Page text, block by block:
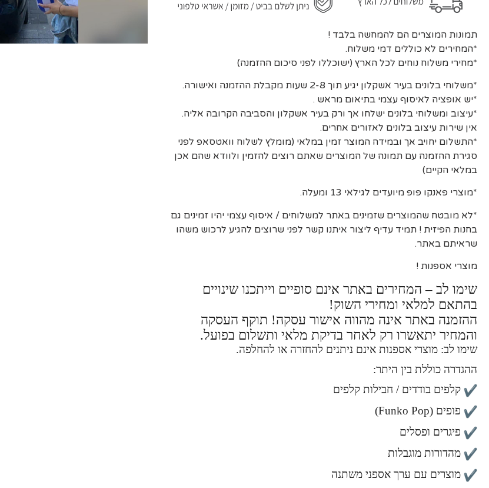
תמונות המוצרים הם להמחשה בלבד !
*המחירים לא כוללים דמי משלוח.
*מחירי משלוח נוחים לכל הארץ (ישוכללו לפני סיכום ההזמנה)
*משלוחי בלונים בעיר אשקלון יגיע תוך 2-8 שעות מקבלת ההזמנה ואישורה.
*יש אופציה לאיסוף עצמי בתיאום מראש .
*עיצוב ומשלוחי בלונים ישלחו אך ורק בעיר אשקלון והסביבה הקרובה אליה.
אין שירות עיצוב בלונים לאזורים אחרים.
*התשלום יחויב אך ובמידה המוצר זמין במלאי (מומלץ לשלוח וואטסאפ לפני
סגירת ההזמנה עם תמונה של המוצרים שאתם רוצים להזמין ולוודא שהם אכן
במלאי הקיים)
*מוצרי פאנקו פופ מיועדים לגילאי 13 ומעלה.
*לא מובטח שהמוצרים שזמינים באתר למשלוחים / איסוף עצמי יהיו זמינים גם
בחנות הפיזית ! תמיד עדיף ליצור איתנו קשר לפני שרוצים להגיע לרכוש משהו
שראיתם באתר.
מוצרי אספנות !
שימו לב – המחירים באתר אינם סופיים וייתכנו שינויים
בהתאם למלאי ומחירי השוק!
ההזמנה באתר אינה מהווה אישור עסקה! תוקף העסקה
והמחיר יתאשרו רק לאחר בדיקת מלאי ותשלום בפועל.
שימו לב: מוצרי אספנות אינם ניתנים להחזרה או להחלפה.
ההגדרה כוללת בין היתר:
קלפים בודדים / חבילות קלפים
פופים (Funko Pop)
פיגרים ופסלים
מהדורות מוגבלות
מוצרים עם ערך אספני משתנה